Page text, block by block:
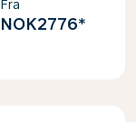
Fra
NOK2776*